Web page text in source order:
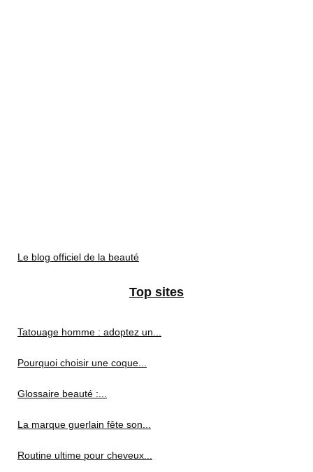
Le blog officiel de la beauté
Top sites
Tatouage homme : adoptez un...
Pourquoi choisir une coque...
Glossaire beauté :...
La marque guerlain fête son...
Routine ultime pour cheveux...